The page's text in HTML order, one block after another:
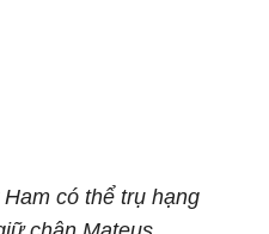
có thể trụ hạng